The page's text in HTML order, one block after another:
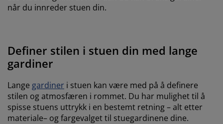
når du innreder stuen din.
Definer stilen i stuen din med lange
gardiner
Lange gardiner i stuen kan være med på å definere
stilen og atmosfæren i rommet. Du har mulighet til å
spisse stuens uttrykk i en bestemt retning – alt etter
materiale– og fargevalget til stuegardinene dine.